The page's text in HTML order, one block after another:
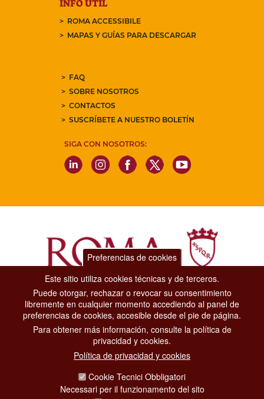
INFO ÚTIL
ROMA ACCESSIBILE
MAPAS Y GUÍAS PARA DESCARGAR
FAQ
SOBRE NOSOTROS
CONTACTOS
SUSCRÍBETE A NUESTRO BOLETÍN
SIGA CON NOSOTROS:
Dipartimento Grandi Eventi, Sport, Turismo e Moda.
Via di San Basilio, 51
00187 Roma
CONTACT CENTER TEL. 06 06 08
CONTATTA LA REDAZIONE
Preferencias de cookies
Este sitio utiliza cookies técnicas y de terceros.
Puede otorgar, rechazar o revocar su consentimiento
libremente en cualquier momento accediendo al panel de
preferencias de cookies, accesible desde el pie de página.
Para obtener más información, consulte la política de
privacidad y cookies.
Política de privacidad y cookies
Cookie Tecnici Obbligatori
Necessari per il funzionamento del sito